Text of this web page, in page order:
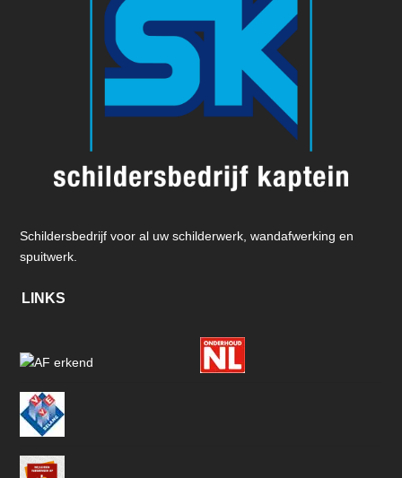
Schildersbedrijf voor al uw schilderwerk, wandafwerking en
spuitwerk.
LINKS